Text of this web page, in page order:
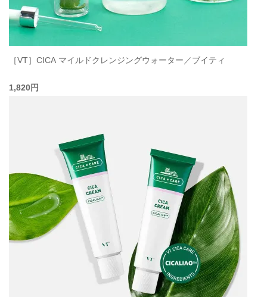
［VT］CICA マイルドクレンジングウォーター／ブイティ
1,820円